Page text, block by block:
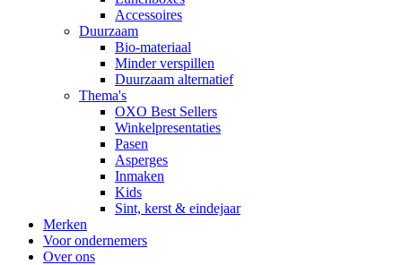
Accessoires
Duurzaam
Bio-materiaal
Minder verspillen
Duurzaam alternatief
Thema's
OXO Best Sellers
Winkelpresentaties
Pasen
Asperges
Inmaken
Kids
Sint, kerst & eindejaar
Merken
Voor ondernemers
Over ons